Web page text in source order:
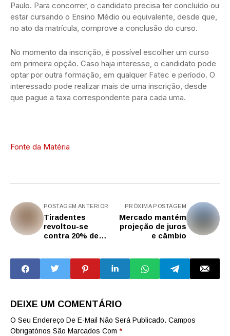
Paulo. Para concorrer, o candidato precisa ter concluído ou
estar cursando o Ensino Médio ou equivalente, desde que,
no ato da matrícula, comprove a conclusão do curso.
No momento da inscrição, é possível escolher um curso
em primeira opção. Caso haja interesse, o candidato pode
optar por outra formação, em qualquer Fatec e período. O
interessado pode realizar mais de uma inscrição, desde
que pague a taxa correspondente para cada uma.
Fonte da Matéria
POSTAGEM ANTERIOR
Tiradentes
revoltou-se
contra 20% de
PRÓXIMA POSTAGEM
Mercado mantém
projeção de juros
e câmbio
DEIXE UM COMENTÁRIO
O Seu Endereço De E-Mail Não Será Publicado. Campos
Obrigatórios São Marcados Com *